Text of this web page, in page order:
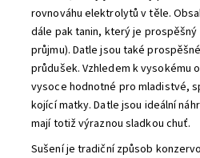
rovnováhu elektrolytů v těle.
dále pak tanin, který je
průjmu). Datle jsou také
průdušek. Vzhledem k vysokému
vysoce hodnotné pro mladistvé,
kojící matky. Datle jsou ideální
mají totiž výraznou sladkou chuť.
Sušení je tradiční způsob